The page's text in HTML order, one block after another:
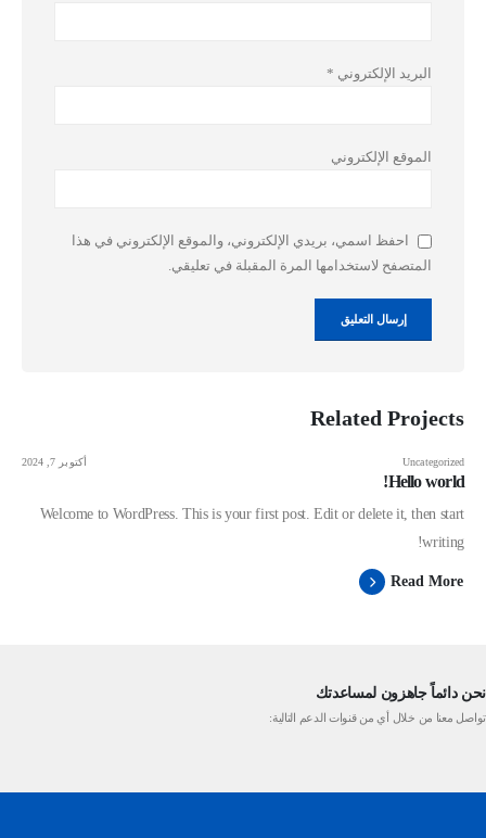
البريد الإلكتروني *
الموقع الإلكتروني
احفظ اسمي، بريدي الإلكتروني، والموقع الإلكتروني في هذا
المتصفح لاستخدامها المرة المقبلة في تعليقي.
Related Projects
Uncategorized أكتوبر 7, 2024
Hello world!
Welcome to WordPress. This is your first post. Edit or delete it, then start
writing!
Read More
نحن دائماً جاهزون لمساعدتك
تواصل معنا من خلال أي من قنوات الدعم التالية: